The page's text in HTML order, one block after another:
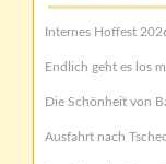
Internes Hoffest
Endlich geht es los
Die Schönheit von
Ausfahrt nach